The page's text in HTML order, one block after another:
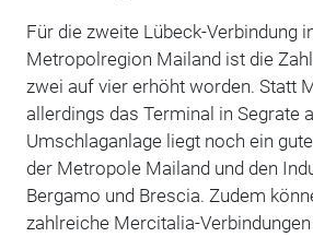
Für die zweite Lübeck-Verbindung
Metropolregion Mailand ist die
zwei auf vier erhöht worden. Statt
allerdings das Terminal in Segrate
Umschlaganlage liegt noch ein
der Metropole Mailand und den
Bergamo und Brescia. Zudem
zahlreiche Mercitalia-